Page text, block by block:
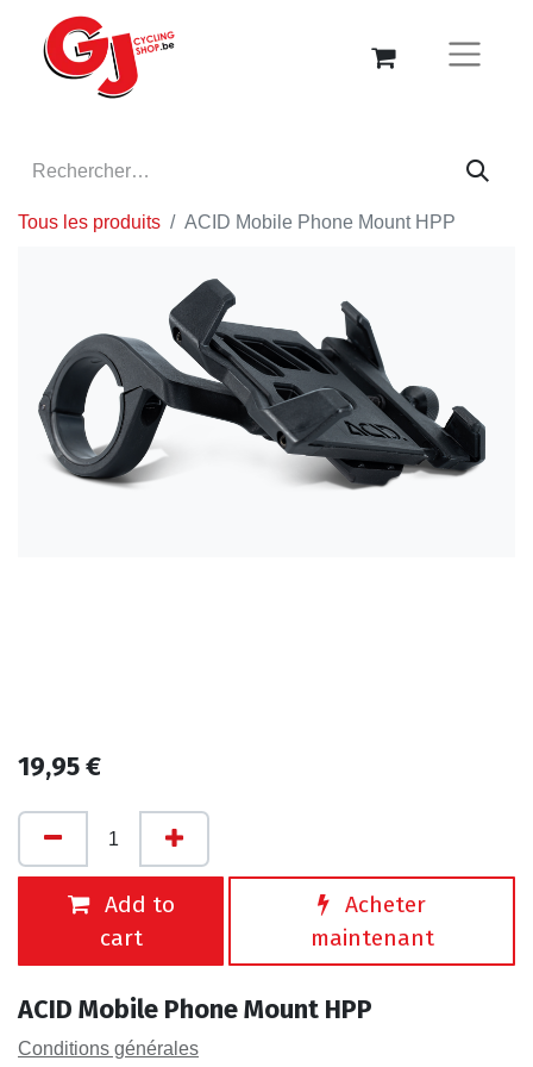
Tous les produits ACID Mobile Phone Mount HPP
19,95€
Add to
cart
Acheter
maintenant
ACID Mobile Phone Mount HPP
Conditions générales